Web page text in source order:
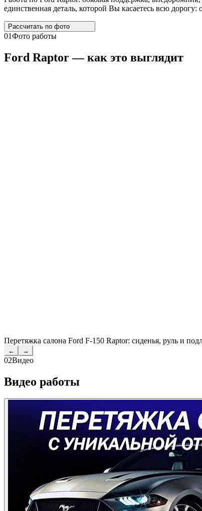
единственная деталь, которой Вы касаетесь всю дорогу:
Рассчитать по фото
01Фото работы
Ford Raptor— как это выглядит
Перетяжка салона Ford F-150 Raptor: сиденья, руль и
← →
02Видео
Видео работы